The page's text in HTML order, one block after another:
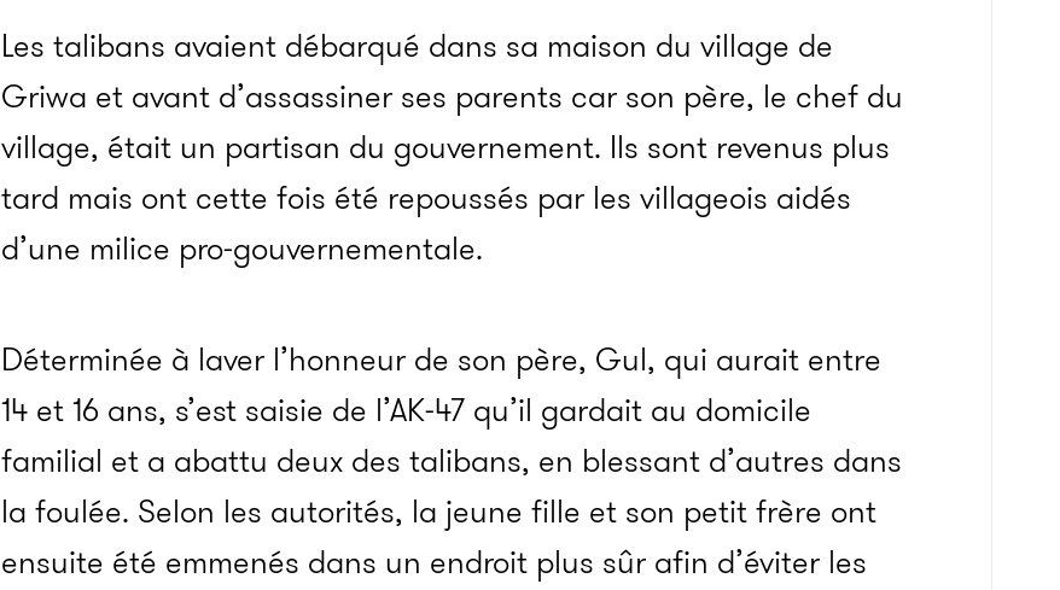
Les talibans avaient débarqué dans sa maison du village de
Griwa et avant d’assassiner ses parents car son père, le chef du
village, était un partisan du gouvernement. Ils sont revenus plus
tard mais ont cette fois été repoussés par les villageois aidés
d’une milice pro-gouvernementale.
Déterminée à laver l’honneur de son père, Gul, qui aurait entre
14 et 16 ans, s’est saisie de l’AK-47 qu’il gardait au domicile
familial et a abattu deux des talibans, en blessant d’autres dans
la foulée. Selon les autorités, la jeune fille et son petit frère ont
ensuite été emmenés dans un endroit plus sûr afin d’éviter les